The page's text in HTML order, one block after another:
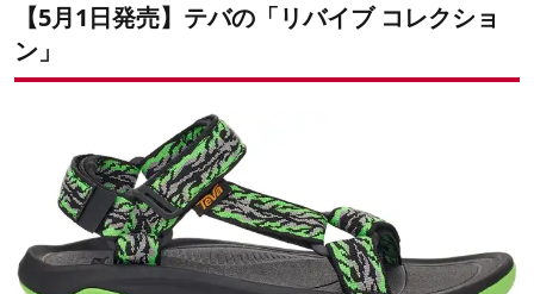
【5月1日発売】テバの「リバイブ コレクショ
ン」